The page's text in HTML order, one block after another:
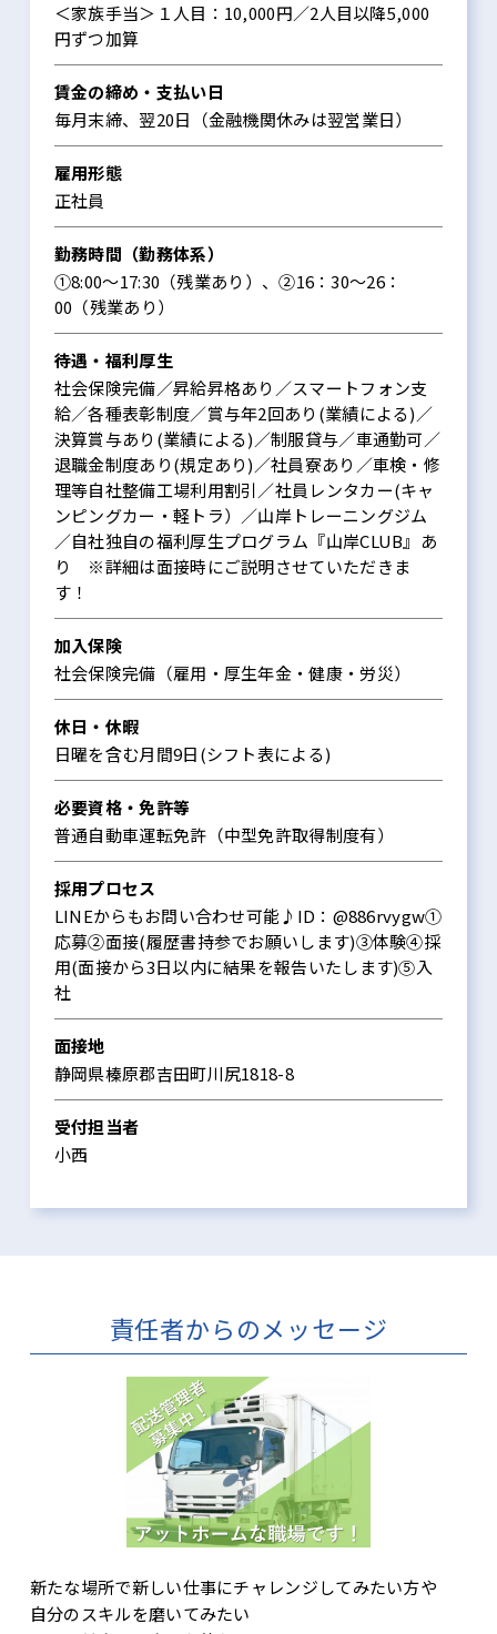
＜家族手当＞１人目：10,000円／2人目以降5,000
円ずつ加算
賃金の締め・支払い日
毎月末締、翌20日（金融機関休みは翌営業日）
雇用形態
正社員
勤務時間（勤務体系）
①8:00～17:30（残業あり）、②16：30～26：
00（残業あり）
待遇・福利厚生
社会保険完備／昇給昇格あり／スマートフォン支
給／各種表彰制度／賞与年2回あり(業績による)／
決算賞与あり(業績による)／制服貸与／車通勤可／
退職金制度あり(規定あり)／社員寮あり／車検・修
理等自社整備工場利用割引／社員レンタカー(キャ
ンピングカー・軽トラ）／山岸トレーニングジム
／自社独自の福利厚生プログラム『山岸CLUB』あ
り ※詳細は面接時にご説明させていただきま
す！
加入保険
社会保険完備（雇用・厚生年金・健康・労災）
休日・休暇
日曜を含む月間9日(シフト表による)
必要資格・免許等
普通自動車運転免許（中型免許取得制度有）
採用プロセス
LINEからもお問い合わせ可能♪ID：@886rvygw①
応募②面接(履歴書持参でお願いします)③体験④採
用(面接から3日以内に結果を報告いたします)⑤入
社
面接地
静岡県榛原郡吉田町川尻1818-8
受付担当者
小西
責任者からのメッセージ
新たな場所で新しい仕事にチャレンジしてみたい方や
自分のスキルを磨いてみたい